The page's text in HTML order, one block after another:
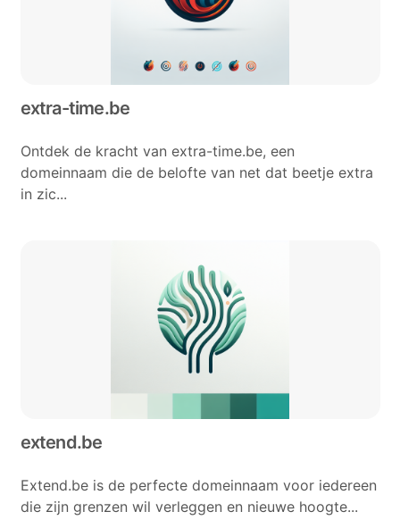
extra-time.be
Ontdek de kracht van extra-time.be, een
domeinnaam die de belofte van net dat beetje extra
in zic...
extend.be
Extend.be is de perfecte domeinnaam voor iedereen
die zijn grenzen wil verleggen en nieuwe hoogte...